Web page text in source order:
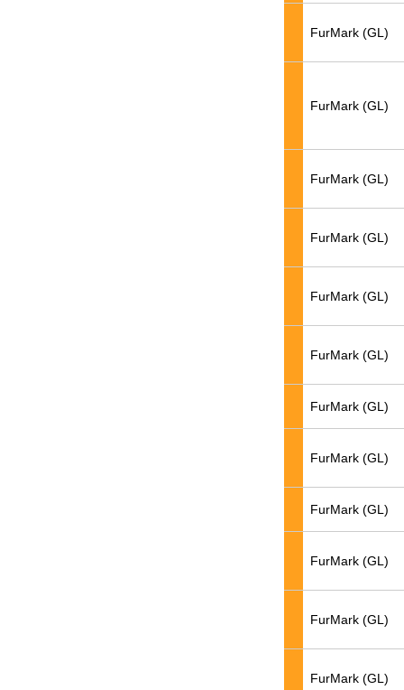
FurMark (GL)
FurMark (GL)
FurMark (GL)
FurMark (GL)
FurMark (GL)
FurMark (GL)
FurMark (GL)
FurMark (GL)
FurMark (GL)
FurMark (GL)
FurMark (GL)
FurMark (GL)